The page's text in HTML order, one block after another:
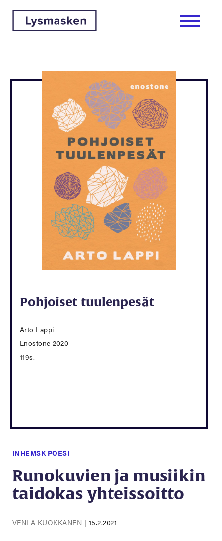
Pohjoiset tuulenpesät
Arto Lappi
Enostone 2020
119s.
INHEMSK POESI
Runokuvien ja musiikin
taidokas yhteissoitto
VENLA KUOKKANEN | 15.2.2021